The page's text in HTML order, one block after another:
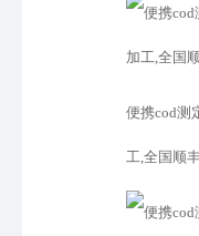
便携cod测
工,全国顺